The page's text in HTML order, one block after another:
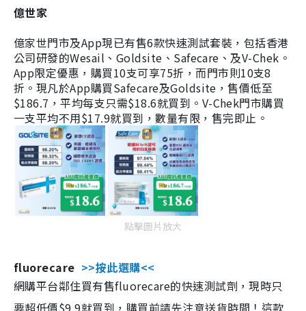
億世家
億家世門市及App現已有售6款快速測試套裝，包括香港
公司研發的Wesail、Goldsite、Safecare、及V-Chek。
App限定優惠，購買10支可享75折，而門市則10支8
折。現凡於App購買Safecare及Goldsite，售價低至
$186.7，平均每支只需$18.6就買到。V-Chek門市購買
一支平均不用$17.9就買到，數量有限，售完即止。
點擊圖片放大
fluorecare >>按此選購<<
網購平台鄰住買有售fluorecare的快速測試劑，現時只
要超低價$9.9就買到，購買前請先注意送貨時間！這款